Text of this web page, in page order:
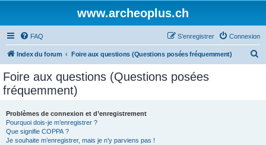
www.archeoplus.ch
FAQ Connexion
S’enregistrer
Index du forum Foire aux questions (Questions posées fréquemment)
Foire aux questions (Questions posées
fréquemment)
Problèmes de connexion et d’enregistrement
Pourquoi dois-je m’enregistrer ?
Que signifie COPPA ?
Je souhaite m’enregistrer, mais je n’y parviens pas !